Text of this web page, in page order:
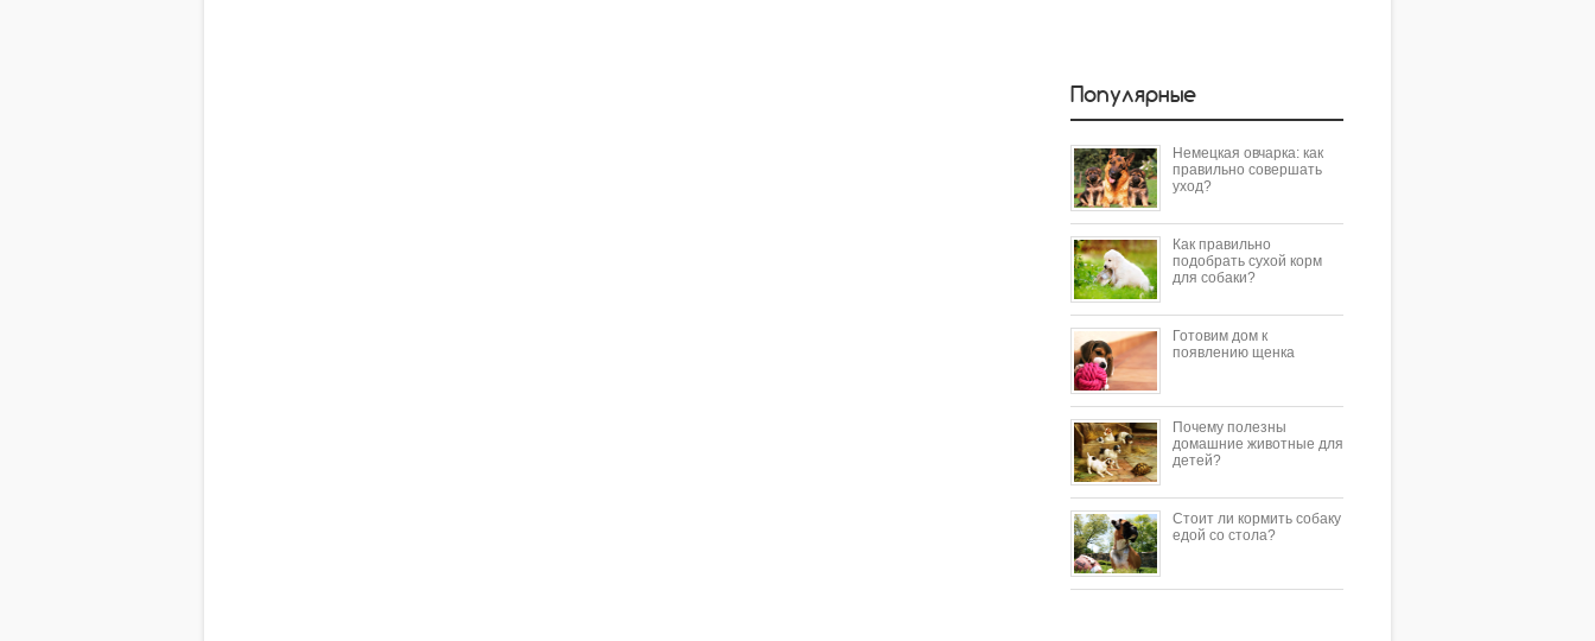
Популярные
Немецкая овчарка: как
правильно совершать
уход?
Как правильно
подобрать сухой корм
для собаки?
Готовим дом к
появлению щенка
Почему полезны
домашние животные для
детей?
Стоит ли кормить собаку
едой со стола?